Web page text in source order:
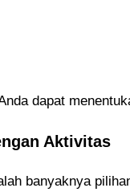
dapat
Aktivitas
banyaknya